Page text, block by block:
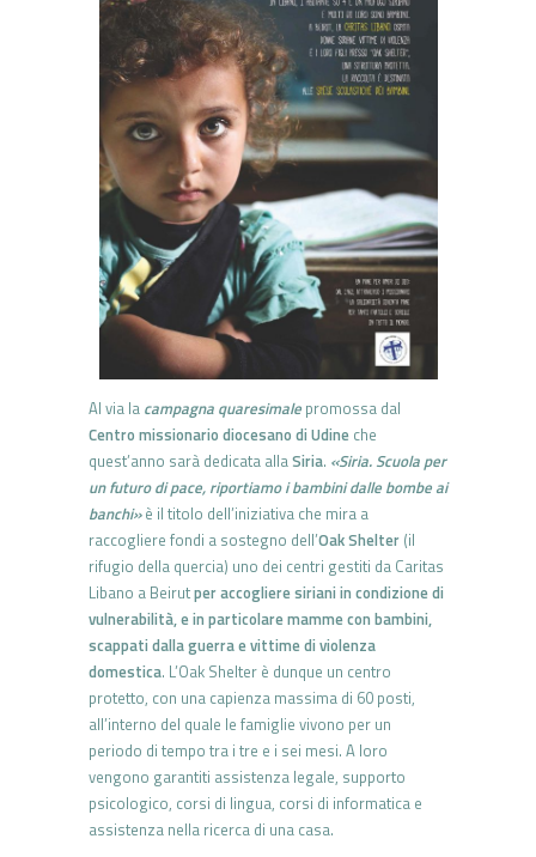
Al via la campagna quaresimale promossa dal
Centro missionario diocesano di Udine che
quest’anno sarà dedicata allaSiria. «Siria. Scuola per
un futuro di pace, riportiamo i bambini dalle bombe ai
banchi»è il titolo dell’iniziativa che mira a
raccogliere fondi a sostegno dell’Oak Shelter (il
rifugio della quercia) uno dei centri gestiti da Caritas
Libano a Beirutper ac­cogliere siriani in condizione di
vulnerabilità, e in particolare mamme con bambini,
scappati dalla guerra e vittime di violenza
domestica. L’Oak Shelter è dunque un centro
protetto, con una capienza massima di 60 posti,
all’in­terno del quale le famiglie vivono per un
periodo di tempo tra i tre e i sei mesi. A loro
vengono garantiti assistenza legale, supporto
psicologico, corsi di lingua, corsi di informatica e
assistenza nella ricerca di una casa.